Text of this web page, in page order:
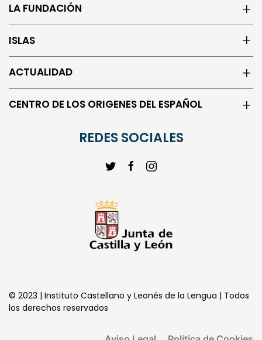
LA FUNDACIÓN
ISLAS
ACTUALIDAD
CENTRO DE LOS ORIGENES DEL ESPAÑOL
REDES SOCIALES
© 2023 | Instituto Castellano y Leonés de la Lengua | Todos
los derechos reservados